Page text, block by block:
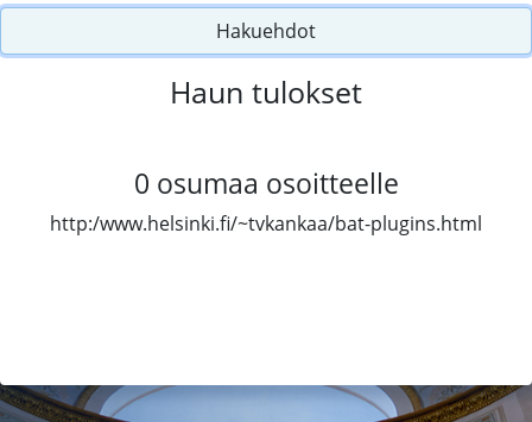
Hakuehdot
Haun tulokset
0 osumaa osoitteelle
http:/www.helsinki.fi/~tvkankaa/bat-plugins.html